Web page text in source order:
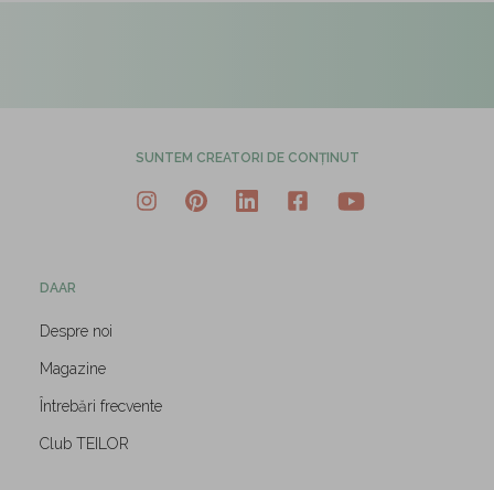
SUNTEM CREATORI DE CONȚINUT
DAAR
Despre noi
Magazine
Întrebări frecvente
Club TEILOR